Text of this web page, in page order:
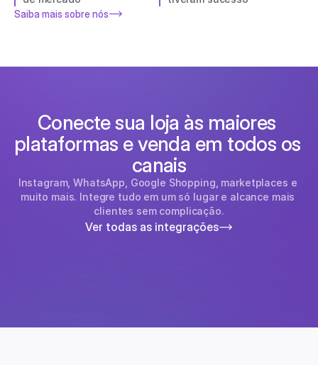
Saiba mais sobre nós
Conecte sua loja às maiores
plataformas e venda em todos os
canais
Instagram, WhatsApp, Google Shopping, marketplaces e
muito mais. Integre tudo em um só lugar e alcance mais
clientes sem complicação.
Ver todas as integrações